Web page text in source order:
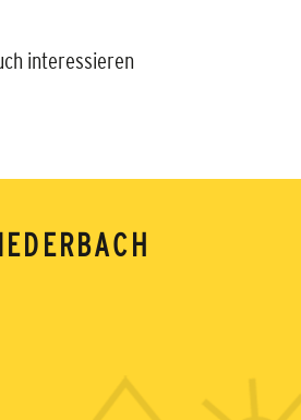
interessieren